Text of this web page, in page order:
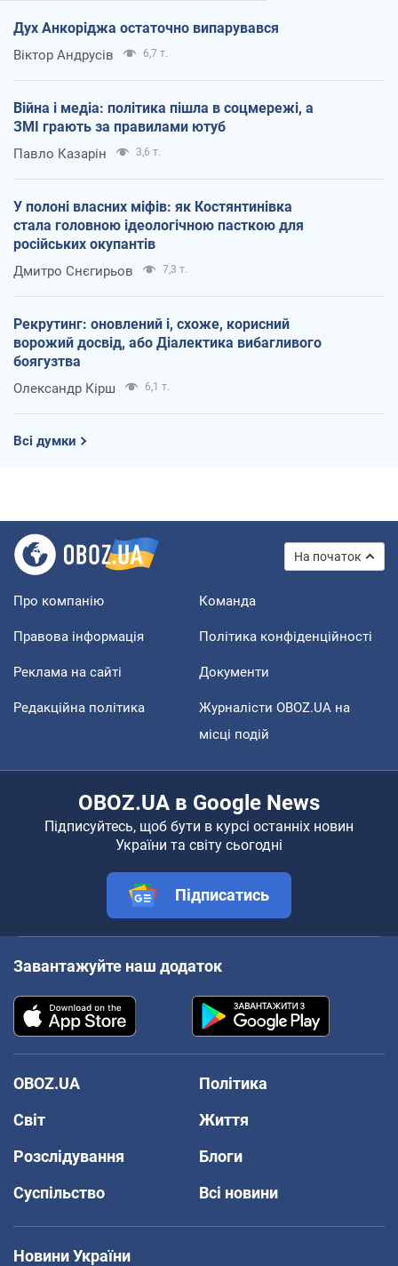
Дух Анкоріджа остаточно випарувався
Віктор Андрусів 6,7 т.
Війна і медіа: політика пішла в соцмережі, а
ЗМІ грають за правилами ютуб
Павло Казарін 3,6 т.
У полоні власних міфів: як Костянтинівка
стала головною ідеологічною пасткою для
російських окупантів
Дмитро Снєгирьов 7,3 т.
Рекрутинг: оновлений і, схоже, корисний
ворожий досвід, або Діалектика вибагливого
боягузтва
Олександр Кірш 6,1 т.
Всі думки
На початок
Про компанію Команда
Правова інформація Політика конфіденційності
Реклама на сайті Документи
Редакційна політика
Журналісти OBOZ.UA на
місці подій
OBOZ.UA в Google News
Підписуйтесь, щоб бути в курсі останніх новин
України та світу сьогодні
Підписатись
Завантажуйте наш додаток
OBOZ.UA
Політика
Світ
Життя
Розслідування
Блоги
Суспільство
Всі новини
Новини України